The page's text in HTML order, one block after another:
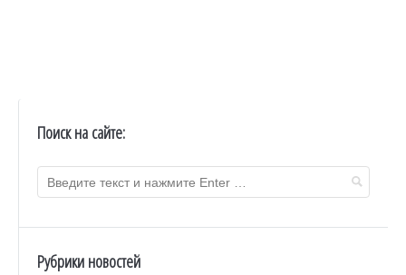
Поиск на сайте:
Рубрики новостей